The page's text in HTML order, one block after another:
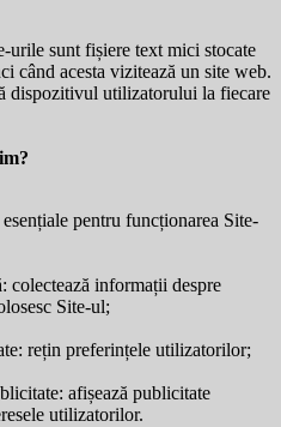
urile sunt fișiere text mici stocate
când acesta vizitează un site web.
dispozitivul utilizatorului la fiecare
pentru funcționarea Site-
colectează informații despre
Site-ul;
rețin preferințele utilizatorilor;
afișează publicitate
utilizatorilor.